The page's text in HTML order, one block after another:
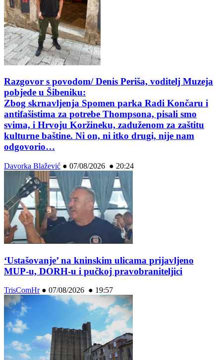
Razgovor s povodom/ Denis Periša, voditelj Muzeja
pobjede u Šibeniku:
Zbog skrnavljenja Spomen parka Radi Končaru i
antifašistima za potrebe Thompsona, pisali smo
svima, i Hrvoju Koržineku, zaduženom za zaštitu
kulturne baštine. Ni on, ni itko drugi, nije nam
odgovorio…
Davorka Blažević ● 07/08/2026 ● 20:24
‘Ustašovanje’ na kninskim ulicama prijavljeno
MUP-u, DORH-u i pučkoj pravobraniteljici
TrisComHr● 07/08/2026 ● 19:57